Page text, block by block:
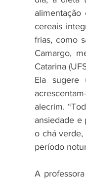
cereais
frias, como
Camargo,
Catarina
Ela sugere
alecrim.
ansiedade e
o chá
período
A